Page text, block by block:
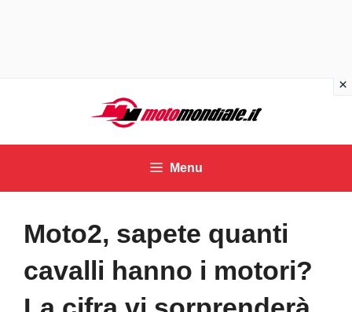
contenuto
Menu
Moto2, sapete quanti
cavalli hanno i motori?